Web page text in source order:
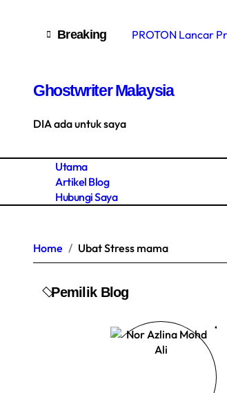
Breaking
PROTON Lancar
Top Restaurant
Influenza A dan
Ghostwriter Malaysia
DIA ada untuk saya
Utama
Artikel Blog
Hubungi Saya
Home Ubat Stress mama
Pemilik Blog